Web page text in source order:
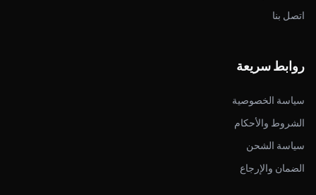
اتصل بنا
روابط سريعة
سياسة الخصوصية
الشروط والأحكام
سياسة الشحن
الضمان والإرجاع